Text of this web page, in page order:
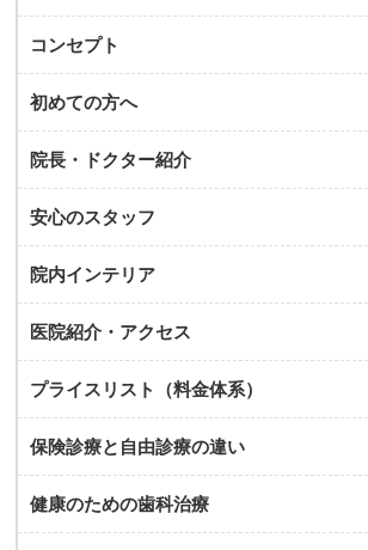
コンセプト
初めての方へ
院長・ドクター紹介
安心のスタッフ
院内インテリア
医院紹介・アクセス
プライスリスト（料金体系）
保険診療と⾃由診療の違い
健康のための歯科治療